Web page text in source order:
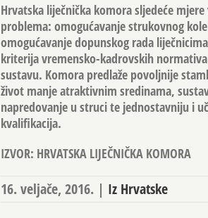
Hrvatska liječnička komora sljedeće
problema: omogućavanje strukovnog
omogućavanje dopunskog rada
kriterija vremensko-kadrovskih
sustavu. Komora predlaže povoljnije
život manje atraktivnim sredinama,
napredovanje u struci te jednostavniju i
kvalifikacija.
IZVOR: HRVATSKA LIJEČNIČKA KOMORA
16. veljače, 2016. | Iz Hrvatske